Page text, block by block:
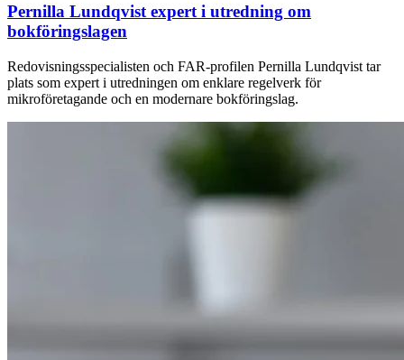
Pernilla Lundqvist expert i utredning om
bokföringslagen
Redovisningsspecialisten och FAR-profilen Pernilla Lundqvist tar
plats som expert i utredningen om enklare regelverk för
mikroföretagande och en modernare bokföringslag.